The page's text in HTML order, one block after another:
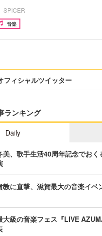
SPICER
音楽
ィシャルツイッター
ランキング
Daily
美、歌手生活40周年記念でお
教に直撃、滋賀最大の音楽イ
大級の音楽フェス『LIVE